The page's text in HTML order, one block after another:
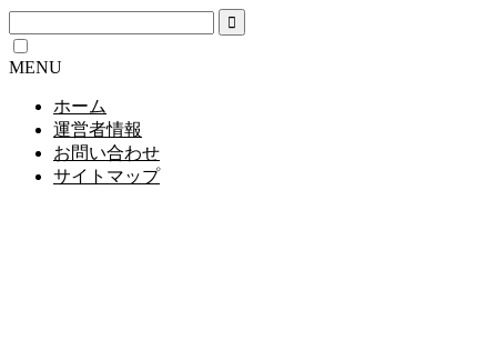
MENU
ホーム
運営者情報
お問い合わせ
サイトマップ